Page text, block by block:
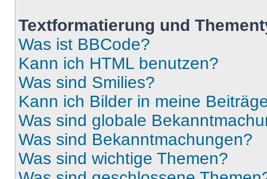
Textformatierung und
Was ist BBCode?
Kann ich HTML benutzen?
Was sind Smilies?
Kann ich Bilder in meine
Was sind globale
Was sind Bekanntmachungen?
Was sind wichtige Themen?